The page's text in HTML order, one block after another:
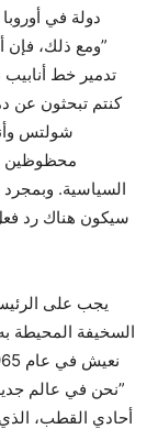
دولة في
”ومع ذلك، فإن
تدمير خط أنابيب
كنتم تبحثون عن
شولتس
محظوظين
السياسية. وبمجرد
سيكون هناك رد
يجب على
السخيفة المحيطة
”نحن في عالم
أحادي القطب،